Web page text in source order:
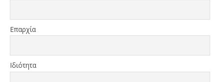
Επαρχία
Ιδιότητα